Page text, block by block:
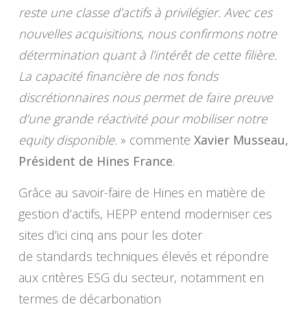
reste une classe d’actifs à privilégier. Avec ces
nouvelles acquisitions, nous confirmons notre
détermination quant à l’intérêt de cette filière.
La capacité financière de nos fonds
discrétionnaires nous permet de faire preuve
d’une grande réactivité pour mobiliser notre
equity disponible. » commente Xavier Musseau,
Président de Hines France.
Grâce au savoir-faire de Hines en matière de
gestion d’actifs, HEPP entend moderniser ces
sites d’ici cinq ans pour les doter
de standards techniques élevés et répondre
aux critères ESG du secteur, notamment en
termes de décarbonation